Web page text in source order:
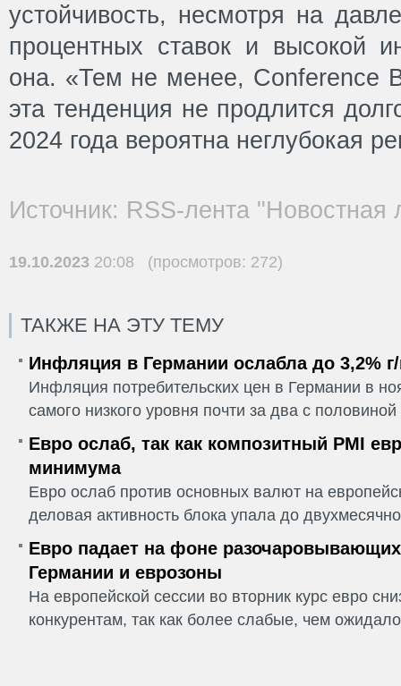
устойчивость, несмотря на
процентных ставок и высокой
она. «Тем не менее, Conference
эта тенденция не продлится
2024 года вероятна неглубокая
Источник: RSS-лента "Новостная
19.10.2023 20:08 (просмотров: 272)
ТАКЖЕ НА ЭТУ ТЕМУ
Инфляция в Германии ослабла до 3,2%
Инфляция потребительских цен в Германии в
самого низкого уровня почти за два с половиной
Евро ослаб, так как композитный PMI
минимума
Евро ослаб против основных валют на
деловая активность блока упала до
Евро падает на фоне
Германии и еврозоны
На европейской сессии во вторник курс евро
конкурентам, так как более слабые, чем